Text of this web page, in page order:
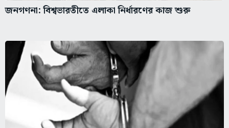
জনগণনা: বিশ্বভারতীতে এলাকা নির্ধারণের কাজ শুরু